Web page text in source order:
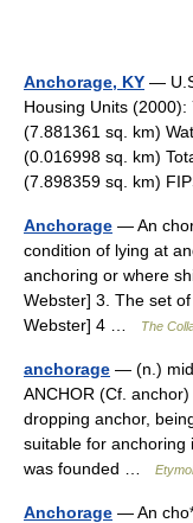
Anchorage, KY —
Housing Units
(7.881361 sq. km)
(0.016998 sq. km)
(7.898359 sq. km)
Anchorage — An
condition of lying at
anchoring or where
Webster] 3. The set
Webster] 4 …
The
anchorage — (n.) mid
ANCHOR (Cf.
dropping anchor,
suitable for anchoring
was founded …
Anchorage — An